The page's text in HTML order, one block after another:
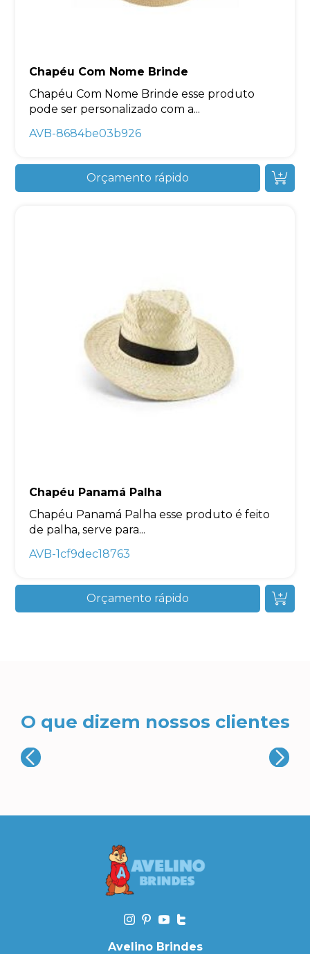
Chapéu Com Nome Brinde
Chapéu Com Nome Brinde esse produto
pode ser personalizado com a...
AVB-8684be03b926
Orçamento rápido
Chapéu Panamá Palha
Chapéu Panamá Palha esse produto é feito
de palha, serve para...
AVB-1cf9dec18763
Orçamento rápido
O que dizem nossos clientes
Avelino Brindes